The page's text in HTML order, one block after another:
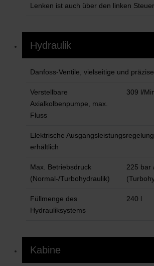
Lenken ist auch über den linken
Hydraulik
Danfoss-Ventile, vielseitige und
Verstellbare
Axialkolbenpumpe, max.
Fluss
309 l/
Elektrische
erhältlich
Max. Betriebsdruck
(Normal-/Turbohydraulik)
225 bar
Füllmenge des
Hydrauliksystems
240 l
Kabine